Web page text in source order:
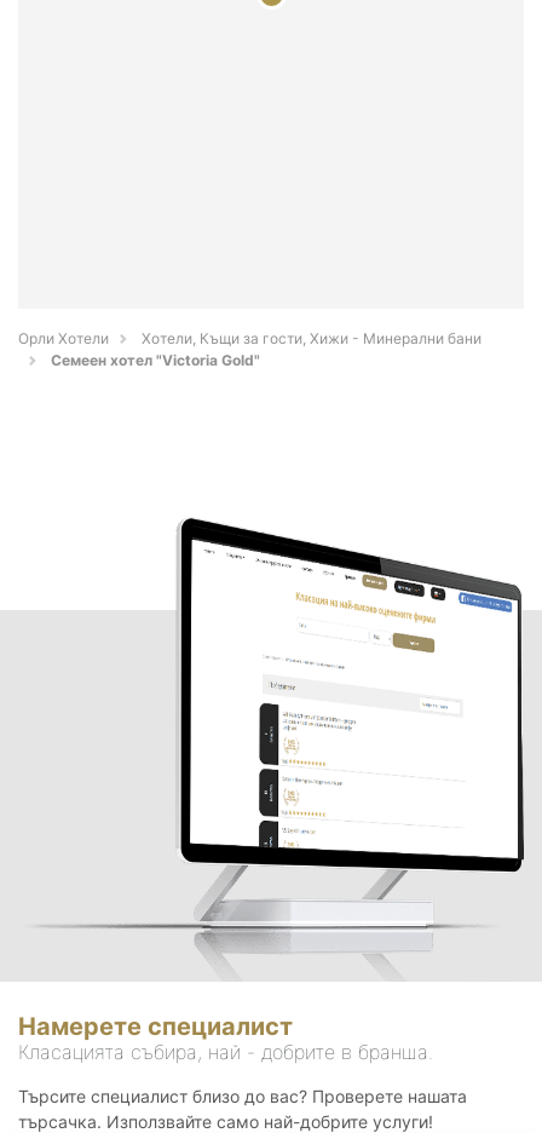
Орли Хотели
Хотели, Къщи за гости, Хижи - Минерални бани
Семеен хотел "Victoria Gold"
Намерете специалист
Класацията събира, най - добрите в бранша.
Търсите специалист близо до вас? Проверете нашата
търсачка. Използвайте само най-добрите услуги!